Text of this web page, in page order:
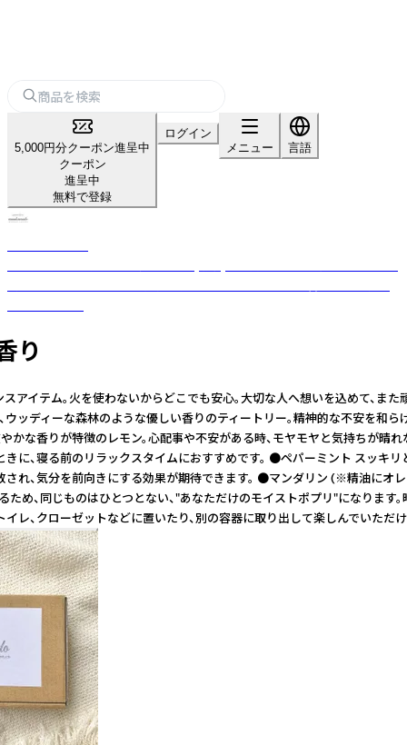
5,000円分クーポン進呈中
クーポン
進呈中
無料で登録
ログイン
メニュー
言語
り
テム。火を使わないからどこでも安心。大切な人へ想いを込め
ィーな森林のような優しい香りのティートリー。精神的な不安
りが特徴のレモン。心配事や不安がある時、モヤモヤと気持ち
寝る前のリラックスタイムにおすすめです。 ●ペパーミント ス
気分を前向きにする効果が期待できます。 ●マンダリン (※精油
同じものはひとつとない、"あなただけのモイストポプリ"になり
レ、クローゼットなどに置いたり、別の容器に取り出して楽しんでいただ